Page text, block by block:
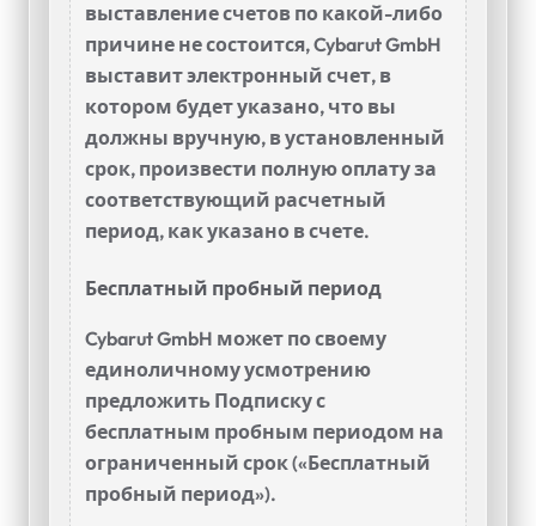
выставление счетов по какой-либо
причине не состоится, Cybarut GmbH
выставит электронный счет, в
котором будет указано, что вы
должны вручную, в установленный
срок, произвести полную оплату за
соответствующий расчетный
период, как указано в счете.
Бесплатный пробный период
Cybarut GmbH может по своему
единоличному усмотрению
предложить Подписку с
бесплатным пробным периодом на
ограниченный срок («Бесплатный
пробный период»).